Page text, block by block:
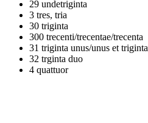
29 undetriginta
3 tres, tria
30 triginta
300 trecenti/trecentae/trecenta
31 triginta unus/unus et triginta
32 trginta duo
4 quattuor